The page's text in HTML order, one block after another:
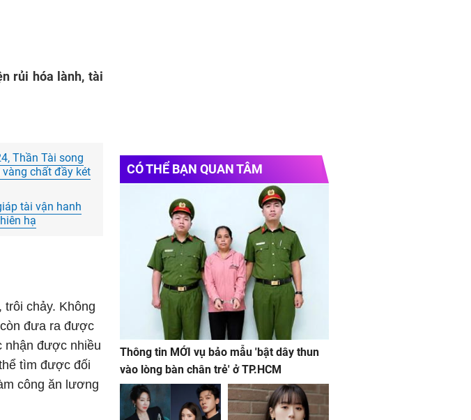
rủi hóa lành, tài
Thần Tài song
vàng chất đầy két
tài vận hanh
hạ
chảy. Không
đưa ra được
nhận được nhiều
tìm được đối
công ăn lương
CÓ THỂ BẠN QUAN TÂM
Thông tin MỚI vụ bảo mẫu 'bật dây thun
vào lòng bàn chân trẻ' ở TP.HCM